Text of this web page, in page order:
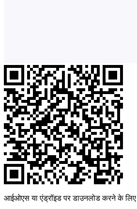
आईओएस या एंड्रॉइड पर डाउनलोड करने के